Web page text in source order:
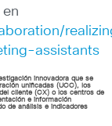
assistants
innovadora que se
unificadas (UCC), los
cliente (CX) o los centros de
e información
de análisis e indicadores